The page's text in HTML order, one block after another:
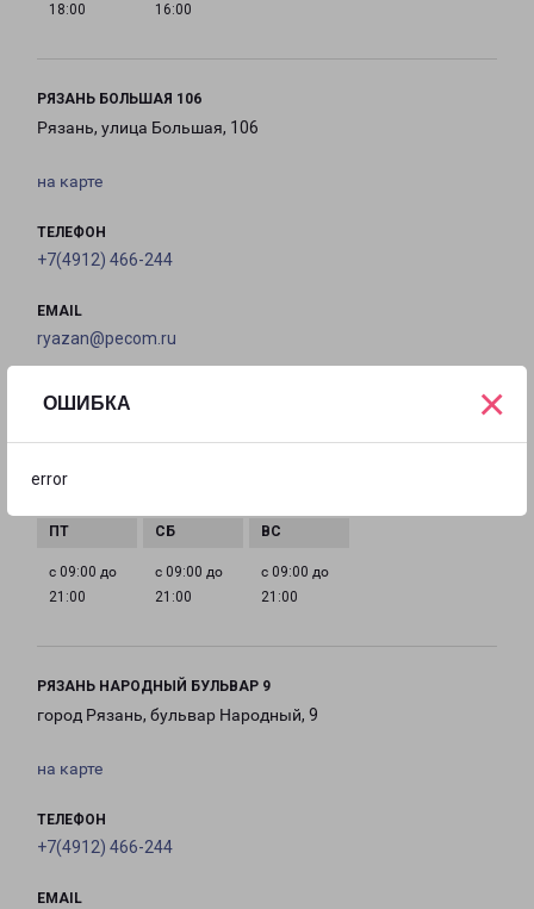
ОШИБКА
error
×
18:00
16:00
РЯЗАНЬ БОЛЬШАЯ 106
Рязань, улица Большая, 106
на карте
ТЕЛЕФОН
+7(4912) 466-244
EMAIL
ryazan@pecom.ru
с 09:00 до
21:00
с 09:00 до
21:00
с 09:00 до
21:00
РЯЗАНЬ НАРОДНЫЙ БУЛЬВАР 9
город Рязань, бульвар Народный, 9
на карте
ТЕЛЕФОН
+7(4912) 466-244
EMAIL